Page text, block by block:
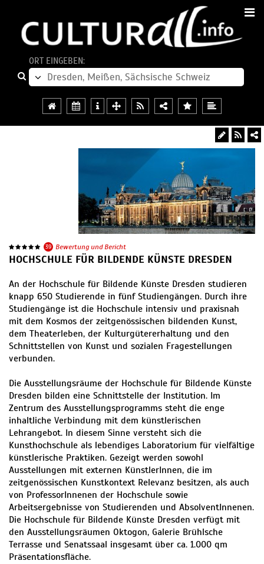
ORT EINGEBEN:
39 Bewertung und Bericht
HOCHSCHULE FÜR BILDENDE KÜNSTE DRESDEN
An der Hochschule für Bildende Künste Dresden studieren
knapp 650 Studierende in fünf Studiengängen. Durch ihre
Studiengänge ist die Hochschule intensiv und praxisnah
mit dem Kosmos der zeitgenössischen bildenden Kunst,
dem Theaterleben, der Kulturgütererhaltung und den
Schnittstellen von Kunst und sozialen Fragestellungen
verbunden.
Die Ausstellungsräume der Hochschule für Bildende Künste
Dresden bilden eine Schnittstelle der Institution. Im
Zentrum des Ausstellungsprogramms steht die enge
inhaltliche Verbindung mit dem künstlerischen
Lehrangebot. In diesem Sinne versteht sich die
Kunsthochschule als lebendiges Laboratorium für vielfältige
künstlerische Praktiken. Gezeigt werden sowohl
Ausstellungen mit externen KünstlerInnen, die im
zeitgenössischen Kunstkontext Relevanz besitzen, als auch
von ProfessorInnenen der Hochschule sowie
Arbeitsergebnisse von Studierenden und AbsolventInnenen.
Die Hochschule für Bildende Künste Dresden verfügt mit
den Ausstellungsräumen Oktogon, Galerie Brühlsche
Terrasse und Senatssaal insgesamt über ca. 1.000 qm
Präsentationsfläche.